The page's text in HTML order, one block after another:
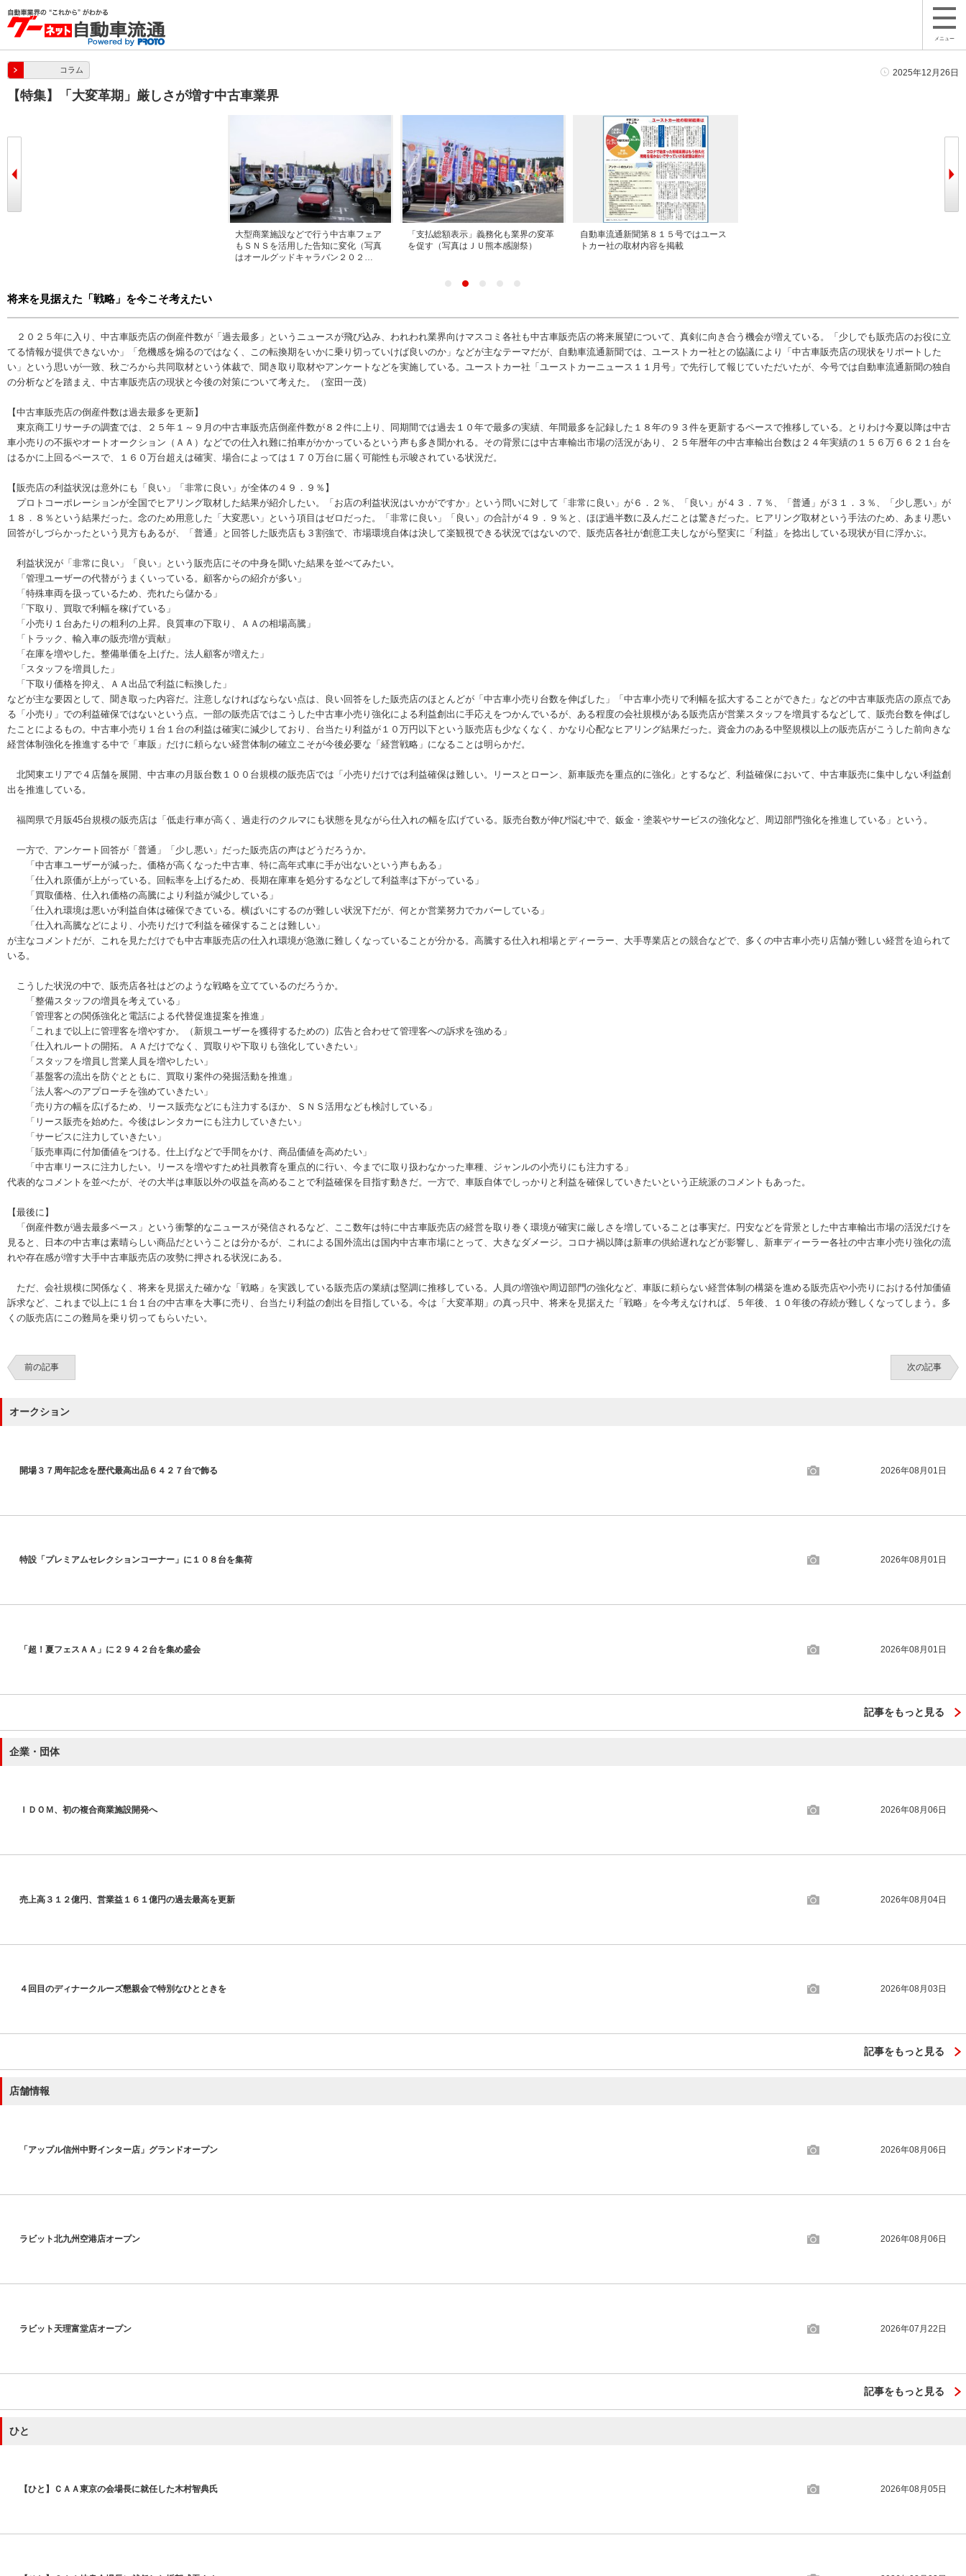
メニュー
コラム 2025年12月26日
【特集】「大変革期」厳しさが増す中古車業界
大型商業施設などで行う中古車フェア
もＳＮＳを活用した告知に変化（写真
はオールグッドキャラバン２０２…
「支払総額表示」義務化も業界の変革
を促す（写真はＪＵ熊本感謝祭）
自動車流通新聞第８１５号ではユース
トカー社の取材内容を掲載
将来を見据えた「戦略」を今こそ考えたい
２０２５年に入り、中古車販売店の倒産件数が「過去最多」というニュースが飛び込み、われわれ業界向けマスコミ各社も中古車販売店の将来展望について、真剣に向き合う機会が増えている。「少しでも販売店のお役に立
てる情報が提供できないか」「危機感を煽るのではなく、この転換期をいかに乗り切っていけば良いのか」などが主なテーマだが、自動車流通新聞では、ユーストカー社との協議により「中古車販売店の現状をリポートした
い」という思いが一致、秋ごろから共同取材という体裁で、聞き取り取材やアンケートなどを実施している。ユーストカー社「ユーストカーニュース１１月号」で先行して報じていただいたが、今号では自動車流通新聞の独自
の分析などを踏まえ、中古車販売店の現状と今後の対策について考えた。（室田一茂）
【中古車販売店の倒産件数は過去最多を更新】
東京商工リサーチの調査では、２５年１～９月の中古車販売店倒産件数が８２件に上り、同期間では過去１０年で最多の実績、年間最多を記録した１８年の９３件を更新するペースで推移している。とりわけ今夏以降は中古
車小売りの不振やオートオークション（ＡＡ）などでの仕入れ難に拍車がかかっているという声も多き聞かれる。その背景には中古車輸出市場の活況があり、２５年暦年の中古車輸出台数は２４年実績の１５６万６６２１台を
はるかに上回るペースで、１６０万台超えは確実、場合によっては１７０万台に届く可能性も示唆されている状況だ。
【販売店の利益状況は意外にも「良い」「非常に良い」が全体の４９．９％】
プロトコーポレーションが全国でヒアリング取材した結果が紹介したい。「お店の利益状況はいかがですか」という問いに対して「非常に良い」が６．２％、「良い」が４３．７％、「普通」が３１．３％、「少し悪い」が
１８．８％という結果だった。念のため用意した「大変悪い」という項目はゼロだった。「非常に良い」「良い」の合計が４９．９％と、ほぼ過半数に及んだことは驚きだった。ヒアリング取材という手法のため、あまり悪い
回答がしづらかったという見方もあるが、「普通」と回答した販売店も３割強で、市場環境自体は決して楽観視できる状況ではないので、販売店各社が創意工夫しながら堅実に「利益」を捻出している現状が目に浮かぶ。
利益状況が「非常に良い」「良い」という販売店にその中身を聞いた結果を並べてみたい。
「管理ユーザーの代替がうまくいっている。顧客からの紹介が多い」
「特殊車両を扱っているため、売れたら儲かる」
「下取り、買取で利幅を稼げている」
「小売り１台あたりの粗利の上昇。良質車の下取り、ＡＡの相場高騰」
「トラック、輸入車の販売増が貢献」
「在庫を増やした。整備単価を上げた。法人顧客が増えた」
「スタッフを増員した」
「下取り価格を抑え、ＡＡ出品で利益に転換した」
などが主な要因として、聞き取った内容だ。注意しなければならない点は、良い回答をした販売店のほとんどが「中古車小売り台数を伸ばした」「中古車小売りで利幅を拡大することができた」などの中古車販売店の原点であ
る「小売り」での利益確保ではないという点。一部の販売店ではこうした中古車小売り強化による利益創出に手応えをつかんでいるが、ある程度の会社規模がある販売店が営業スタッフを増員するなどして、販売台数を伸ばし
たことによるもの。中古車小売り１台１台の利益は確実に減少しており、台当たり利益が１０万円以下という販売店も少なくなく、かなり心配なヒアリング結果だった。資金力のある中堅規模以上の販売店がこうした前向きな
経営体制強化を推進する中で「車販」だけに頼らない経営体制の確立こそが今後必要な「経営戦略」になることは明らかだ。
北関東エリアで４店舗を展開、中古車の月販台数１００台規模の販売店では「小売りだけでは利益確保は難しい。リースとローン、新車販売を重点的に強化」とするなど、利益確保において、中古車販売に集中しない利益創
出を推進している。
福岡県で月販45台規模の販売店は「低走行車が高く、過走行のクルマにも状態を見ながら仕入れの幅を広げている。販売台数が伸び悩む中で、鈑金・塗装やサービスの強化など、周辺部門強化を推進している」という。
一方で、アンケート回答が「普通」「少し悪い」だった販売店の声はどうだろうか。
「中古車ユーザーが減った。価格が高くなった中古車、特に高年式車に手が出ないという声もある」
「仕入れ原価が上がっている。回転率を上げるため、長期在庫車を処分するなどして利益率は下がっている」
「買取価格、仕入れ価格の高騰により利益が減少している」
「仕入れ環境は悪いが利益自体は確保できている。横ばいにするのが難しい状況下だが、何とか営業努力でカバーしている」
「仕入れ高騰などにより、小売りだけで利益を確保することは難しい」
が主なコメントだが、これを見ただけでも中古車販売店の仕入れ環境が急激に難しくなっていることが分かる。高騰する仕入れ相場とディーラー、大手専業店との競合などで、多くの中古車小売り店舗が難しい経営を迫られて
いる。
こうした状況の中で、販売店各社はどのような戦略を立てているのだろうか。
「整備スタッフの増員を考えている」
「管理客との関係強化と電話による代替促進提案を推進」
「これまで以上に管理客を増やすか。（新規ユーザーを獲得するための）広告と合わせて管理客への訴求を強める」
「仕入れルートの開拓。ＡＡだけでなく、買取りや下取りも強化していきたい」
「スタッフを増員し営業人員を増やしたい」
「基盤客の流出を防ぐとともに、買取り案件の発掘活動を推進」
「法人客へのアプローチを強めていきたい」
「売り方の幅を広げるため、リース販売などにも注力するほか、ＳＮＳ活用なども検討している」
「リース販売を始めた。今後はレンタカーにも注力していきたい」
「サービスに注力していきたい」
「販売車両に付加価値をつける。仕上げなどで手間をかけ、商品価値を高めたい」
「中古車リースに注力したい。リースを増やすため社員教育を重点的に行い、今までに取り扱わなかった車種、ジャンルの小売りにも注力する」
代表的なコメントを並べたが、その大半は車販以外の収益を高めることで利益確保を目指す動きだ。一方で、車販自体でしっかりと利益を確保していきたいという正統派のコメントもあった。
【最後に】
「倒産件数が過去最多ペース」という衝撃的なニュースが発信されるなど、ここ数年は特に中古車販売店の経営を取り巻く環境が確実に厳しさを増していることは事実だ。円安などを背景とした中古車輸出市場の活況だけを
見ると、日本の中古車は素晴らしい商品だということは分かるが、これによる国外流出は国内中古車市場にとって、大きなダメージ。コロナ禍以降は新車の供給遅れなどが影響し、新車ディーラー各社の中古車小売り強化の流
れや存在感が増す大手中古車販売店の攻勢に押される状況にある。
ただ、会社規模に関係なく、将来を見据えた確かな「戦略」を実践している販売店の業績は堅調に推移している。人員の増強や周辺部門の強化など、車販に頼らない経営体制の構築を進める販売店や小売りにおける付加価値
訴求など、これまで以上に１台１台の中古車を大事に売り、台当たり利益の創出を目指している。今は「大変革期」の真っ只中、将来を見据えた「戦略」を今考えなければ、５年後、１０年後の存続が難しくなってしまう。多
くの販売店にこの難局を乗り切ってもらいたい。
前の記事 次の記事
オークション
開場３７周年記念を歴代最高出品６４２７台で飾る 2026年08月01日
特設「プレミアムセレクションコーナー」に１０８台を集荷 2026年08月01日
「超！夏フェスＡＡ」に２９４２台を集め盛会 2026年08月01日
記事をもっと見る
企業・団体
ＩＤＯＭ、初の複合商業施設開発へ 2026年08月06日
売上高３１２億円、営業益１６１億円の過去最高を更新 2026年08月04日
４回目のディナークルーズ懇親会で特別なひとときを 2026年08月03日
記事をもっと見る
店舗情報
「アップル信州中野インター店」グランドオープン 2026年08月06日
ラビット北九州空港店オープン 2026年08月06日
ラビット天理富堂店オープン 2026年07月22日
記事をもっと見る
ひと
【ひと】ＣＡＡ東京の会場長に就任した木村智典氏 2026年08月05日